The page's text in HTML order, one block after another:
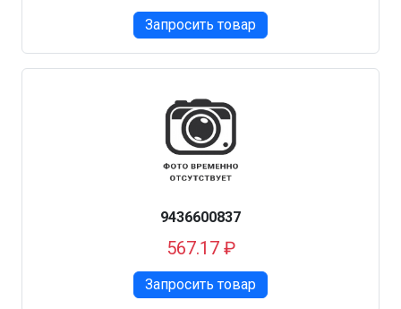
Запросить товар
9436600837
567.17 ₽
Запросить товар